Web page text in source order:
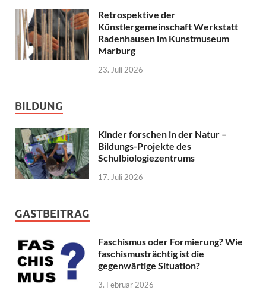
Retrospektive der
Künstlergemeinschaft Werkstatt
Radenhausen im Kunstmuseum
Marburg
23. Juli 2026
BILDUNG
Kinder forschen in der Natur –
Bildungs-Projekte des
Schulbiologiezentrums
17. Juli 2026
GASTBEITRAG
Faschismus oder Formierung? Wie
faschismusträchtig ist die
gegenwärtige Situation?
3. Februar 2026